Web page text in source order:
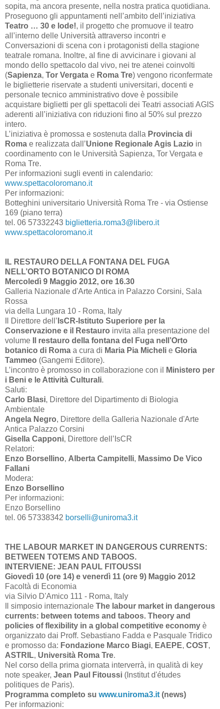
sopita, ma ancora presente, nella nostra pratica quotidiana.
Proseguono gli appuntamenti nell’ambito dell’iniziativa
Teatro … 30 e lode!, il progetto che promuove il teatro
all’interno delle Università attraverso incontri e
Conversazioni di scena con i protagonisti della stagione
teatrale romana. Inoltre, al fine di avvicinare i giovani al
mondo dello spettacolo dal vivo, nei tre atenei coinvolti
(Sapienza, Tor Vergata e Roma Tre) vengono riconfermate
le biglietterie riservate a studenti universitari, docenti e
personale tecnico amministrativo dove è possibile
acquistare biglietti per gli spettacoli dei Teatri associati AGIS
aderenti all’iniziativa con riduzioni fino al 50% sul prezzo
intero.
L’iniziativa è promossa e sostenuta dalla Provincia di
Roma e realizzata dall’Unione Regionale Agis Lazio in
coordinamento con le Università Sapienza, Tor Vergata e
Roma Tre.
Per informazioni sugli eventi in calendario:
www.spettacoloromano.it
Per informazioni:
Botteghini universitario Università Roma Tre - via Ostiense
169 (piano terra)
tel. 06 57332243 biglietteria.roma3@libero.it
www.spettacoloromano.it
IL RESTAURO DELLA FONTANA DEL FUGA
NELL’ORTO BOTANICO DI ROMA
Mercoledì 9 Maggio 2012, ore 16.30
Galleria Nazionale d'Arte Antica in Palazzo Corsini, Sala
Rossa
via della Lungara 10 - Roma, Italy
Il Direttore dell’ IsCR-Istituto Superiore per la
Conservazione e il Restauro invita alla presentazione del
volume
Il restauro della fontana del Fuga nell’Orto
botanico di Roma a cura di Maria Pia Micheli e Gloria
Tammeo (Gangemi Editore).
L’incontro è promosso in collaborazione con il
Ministero per
i Beni e le Attività Culturali.
Saluti:
Carlo Blasi, Direttore del Dipartimento di Biologia
Ambientale
Angela Negro, Direttore della Galleria Nazionale d'Arte
Antica Palazzo Corsini
Gisella Capponi, Direttore dell’IsCR
Relatori:
Enzo Borsellino, Alberta Campitelli, Massimo De Vico
Fallani
Modera:
Enzo Borsellino
Per informazioni:
Enzo Borsellino
tel. 06 57338342 borselli@uniroma3.it
THE LABOUR MARKET IN DANGEROUS CURRENTS:
BETWEEN TOTEMS AND TABOOS.
INTERVIENE: JEAN PAUL FITOUSSI
Giovedì 10 (ore 14) e venerdì 11 (ore 9) Maggio 2012
Facoltà di Economia
via Silvio D'Amico 111 - Roma, Italy
Il simposio internazionale The labour market in dangerous
currents: between totems and taboos. Theory and
policies of flexibility in a global competitive economy è
organizzato dai Proff. Sebastiano Fadda e Pasquale Tridico
e promosso da: Fondazione Marco Biagi, EAEPE, COST,
ASTRIL, Università Roma Tre.
Nel corso della prima giornata interverrà, in qualità di key
note speaker, Jean Paul Fitoussi (Institut d'études
politiques de Paris).
Programma completo su www.uniroma3.it (news)
Per informazioni: